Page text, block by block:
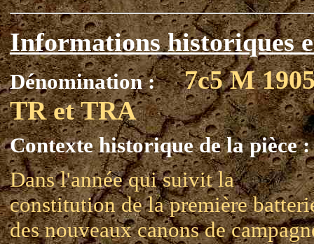
Informations historiques
Dénomination :
7c5 M
TR et TRA
Contexte historique de la pièce :
Dans l'année qui suivit la
constitution de la première
des nouveaux canons de